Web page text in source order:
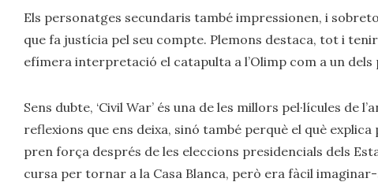
Els personatges secundaris també impressionen, i
que fa justícia pel seu compte. Plemons destaca, tot i
efímera interpretació el catapulta a l’Olimp com a un
Sens dubte, ‘Civil War’ és una de les millors pel·lícules
reflexions que ens deixa, sinó també perquè el què
pren força després de les eleccions presidencials dels
cursa per tornar a la Casa Blanca, però era fàcil